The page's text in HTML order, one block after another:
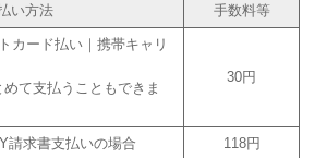
い方法 手数料等
カード払い｜携帯キャリ
て支払うこともできま
30円
請求書支払いの場合 118円